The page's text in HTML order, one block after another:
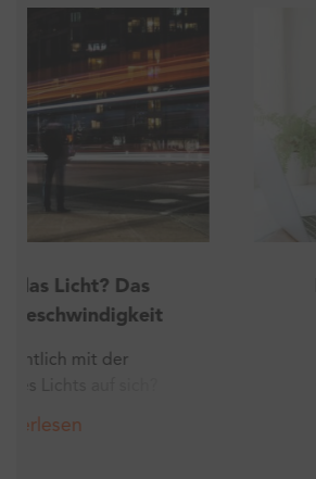
Raus aus dem
Grundversorgung,
Ökostrom: In
mehrere tausende